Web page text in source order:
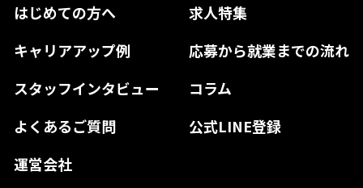
はじめての方へ
求人特集
キャリアアップ例
応募から就業までの流れ
スタッフインタビュー
コラム
よくあるご質問
公式LINE登録
運営会社
奈良県
和歌山県
島根県
山口県
高知県
徳島県
熊本県
宮崎県